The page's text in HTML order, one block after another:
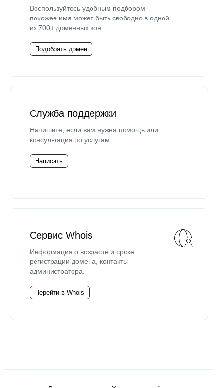
Воспользуйтесь удобным подбором —
похожее имя может быть свободно в одной
из 700+ доменных зон.
Подобрать домен
Служба поддержки
Напишите, если вам нужна помощь или
консультация по услугам.
Написать
Сервис Whois
Информация о возрасте и сроке
регистрации домена, контакты
администратора.
Перейти в Whois